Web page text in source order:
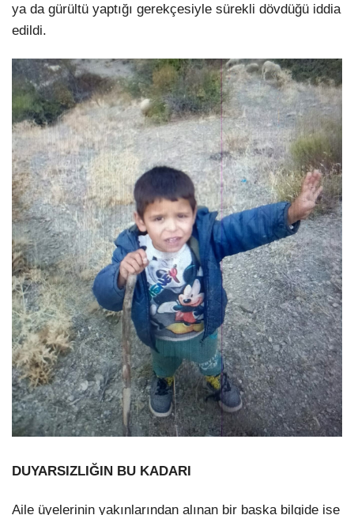
ya da gürültü yaptığı gerekçesiyle sürekli dövdüğü iddia
edildi.
DUYARSIZLIĞIN BU KADARI
Aile üyelerinin yakınlarından alınan bir başka bilgide ise